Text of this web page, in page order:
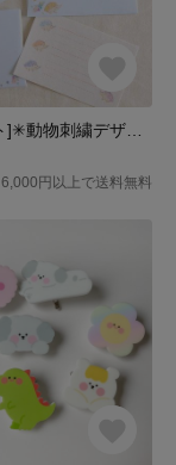
6,000円以上で送料無料